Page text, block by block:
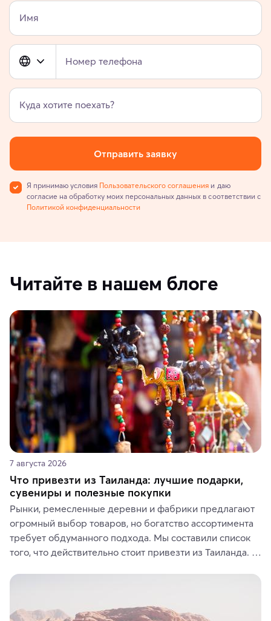
Имя
Номер телефона
Куда хотите поехать?
Отправить заявку
Я принимаю условия Пользовательского соглашения и даю
согласие на обработку моих персональных данных в соответствии с
Политикой конфиденциальности
Читайте в нашем блоге
7 августа 2026
Что привезти из Таиланда: лучшие подарки,
сувениры и полезные покупки
Рынки, ремесленные деревни и фабрики предлагают
огромный выбор товаров, но богатство ассортимента
требует обдуманного подхода. Мы составили список
того, что действительно стоит привезти из Таиланда.
средства, одежду, украшения, предметы интерьера
где их купить.